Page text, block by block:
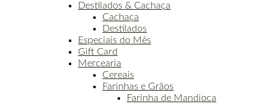
Destilados & Cachaça
Cachaça
Destilados
Especiais do Mês
Gift Card
Mercearia
Cereais
Farinhas e Grãos
Farinha de Mandioca